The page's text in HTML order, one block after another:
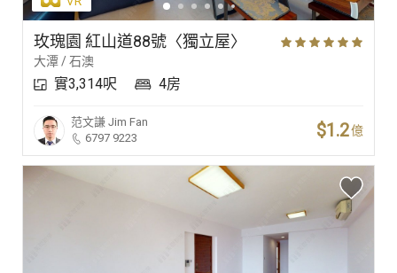
玫瑰園 紅山道88號〈獨立屋〉
大潭 / 石澳
實3,314呎 4房
范文謙 Jim Fan
6797 9223
$1.2億